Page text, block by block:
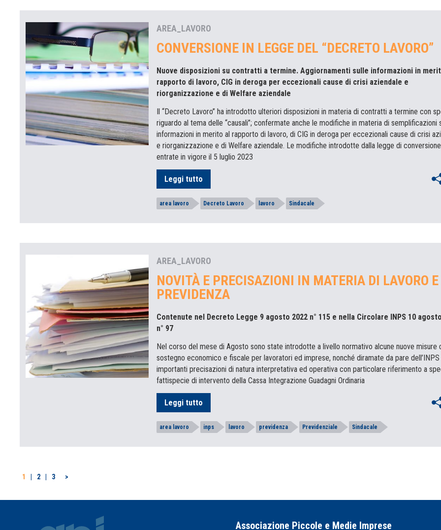
AREA_LAVORO
CONVERSIONE IN LEGGE DEL “DECRETO LAVORO”
Nuove disposizioni su contratti a termine. Aggiornamenti sulle informazioni in
rapporto di lavoro, CIG in deroga per eccezionali cause di crisi aziendale e
riorganizzazione e di Welfare aziendale
Il “Decreto Lavoro” ha introdotto ulteriori disposizioni in materia di contratti a termine con
riguardo al tema delle “causali”; confermate anche le modifiche in materia di semplificazioni
informazioni in merito al rapporto di lavoro, di CIG in deroga per eccezionali cause di crisi
e riorganizzazione e di Welfare aziendale. Le modifiche introdotte dalla legge di
entrate in vigore il 5 luglio 2023
Leggi tutto
area lavoro Decreto Lavoro lavoro Sindacale
AREA_LAVORO
NOVITÀ E PRECISAZIONI IN MATERIA DI LAVORO E
PREVIDENZA
Contenute nel Decreto Legge 9 agosto 2022 n° 115 e nella Circolare INPS 10
n° 97
Nel corso del mese di Agosto sono state introdotte a livello normativo alcune nuove misure
sostegno economico e fiscale per lavoratori ed imprese, nonché diramate da pare dell’INPS
importanti precisazioni di natura interpretativa ed operativa con particolare riferimento a
fattispecie di intervento della Cassa Integrazione Guadagni Ordinaria
Leggi tutto
area lavoro inps lavoro previdenza Previdenziale Sindacale
PAGINAZIONE
1 2 3 >
Associazione Piccole e Medie Imprese